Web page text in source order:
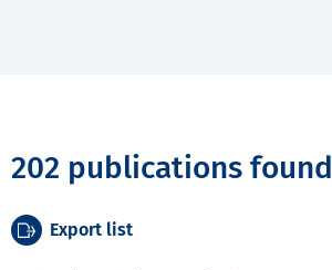
202 publications found
Export list